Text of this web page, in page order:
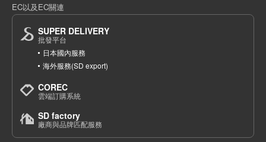
EC以及EC關連
SUPER DELIVERY
批發平台
日本國內服務
海外服務(SD export)
COREC
雲端訂購系統
SD factory
廠商與品牌匹配服務